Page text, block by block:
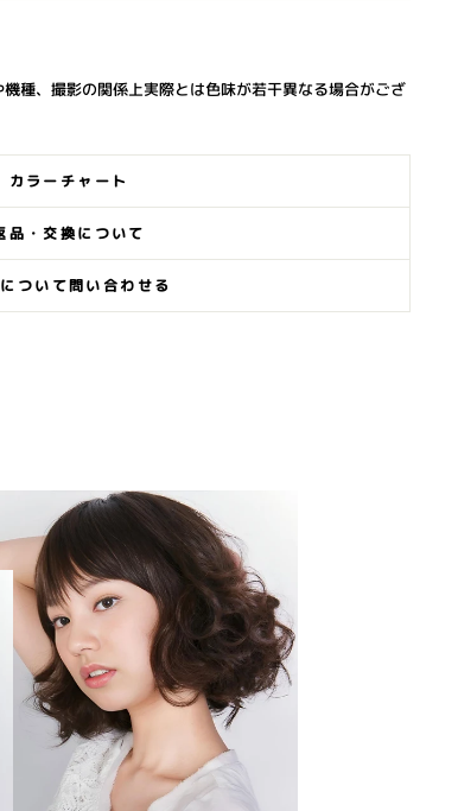
種、撮影の関係上実際とは色味が若干異なる場合がござ
カラーチャート
品・交換について
ついて問い合わせる